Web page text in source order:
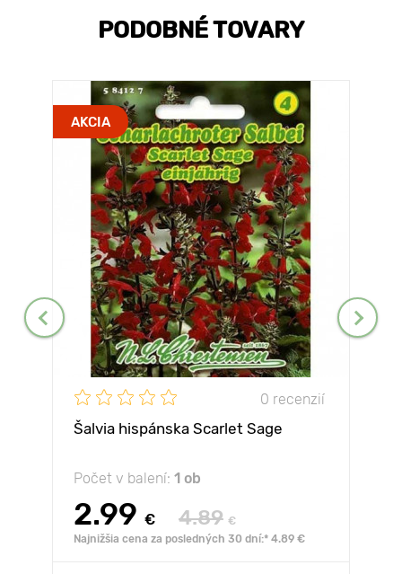
PODOBNÉ TOVARY
AKCIA
0 recenzií
Šalvia hispánska Scarlet Sage
Počet v balení: 1 ob
2.99 € 4.89 €
Najnižšia cena za posledných 30 dní:* 4.89 €